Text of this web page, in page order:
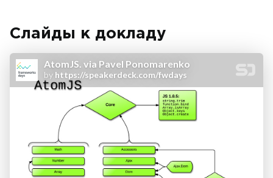
Слайды к докладу